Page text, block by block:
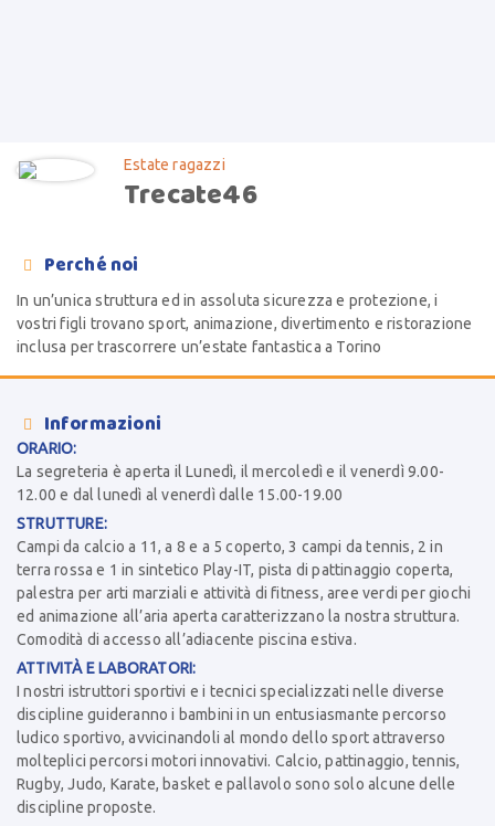
Estate ragazzi
Trecate46
 Perché noi
In un’unica struttura ed in assoluta sicurezza e protezione, i
vostri figli trovano sport, animazione, divertimento e ristorazione
inclusa per trascorrere un’estate fantastica a Torino
 Informazioni
ORARIO:
La segreteria è aperta il Lunedì, il mercoledì e il venerdì 9.00-
12.00 e dal lunedì al venerdì dalle 15.00-19.00
STRUTTURE:
Campi da calcio a 11, a 8 e a 5 coperto, 3 campi da tennis, 2 in
terra rossa e 1 in sintetico Play-IT, pista di pattinaggio coperta,
palestra per arti marziali e attività di fitness, aree verdi per giochi
ed animazione all’aria aperta caratterizzano la nostra struttura.
Comodità di accesso all’adiacente piscina estiva.
ATTIVITÀ E LABORATORI:
I nostri istruttori sportivi e i tecnici specializzati nelle diverse
discipline guideranno i bambini in un entusiasmante percorso
ludico sportivo, avvicinandoli al mondo dello sport attraverso
molteplici percorsi motori innovativi. Calcio, pattinaggio, tennis,
Rugby, Judo, Karate, basket e pallavolo sono solo alcune delle
discipline proposte.